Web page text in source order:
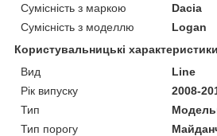
Сумісність з маркою
Dacia
Сумісність з моделлю
Logan
Користувальницькі характеристики
Вид
Line
Рік випуску
2008-
Тип
Тип порогу